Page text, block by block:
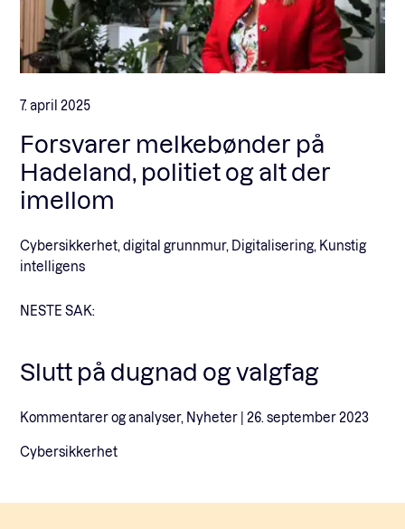
7. april 2025
Forsvarer melkebønder på
Hadeland, politiet og alt der
imellom
Cybersikkerhet, digital grunnmur, Digitalisering, Kunstig
intelligens
NESTE SAK:
Slutt på dugnad og valgfag
Kommentarer og analyser, Nyheter | 26. september 2023
Cybersikkerhet